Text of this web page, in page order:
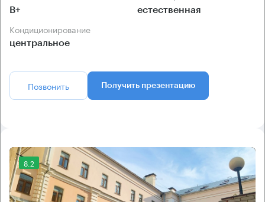
B+ естественная
Кондиционирование
центральное
Позвонить Получить презентацию
8.2